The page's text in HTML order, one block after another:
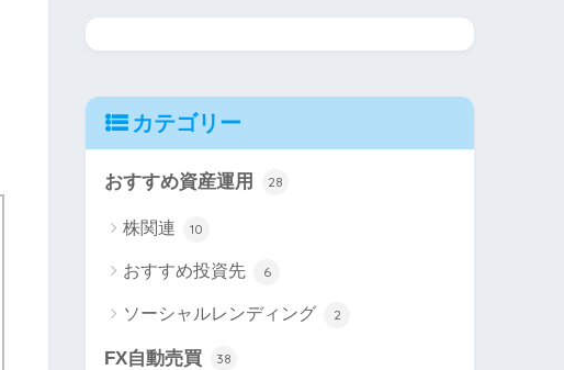
カテゴリー
おすすめ資産運用 28
株関連 10
おすすめ投資先 6
ソーシャルレンディング 2
FX自動売買 38